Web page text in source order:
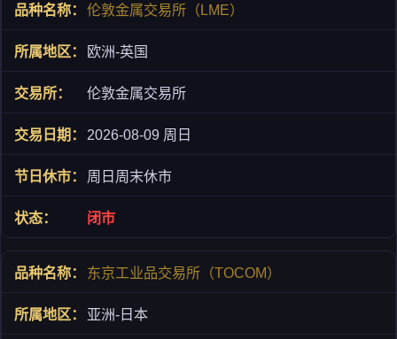
伦敦金属交易所（LME）
欧洲-英国
伦敦金属交易所
2026-08-09 周日
周日周末休市
闭市
东京工业品交易所（TOCOM）
亚洲-日本